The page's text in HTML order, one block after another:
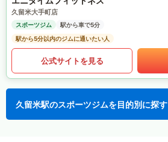
久留米大手町店
スポーツジム
駅から車で5分
駅から5分以内のジムに通いたい人
公式サイトを見る
久留米駅のスポーツジムを目的別に探す